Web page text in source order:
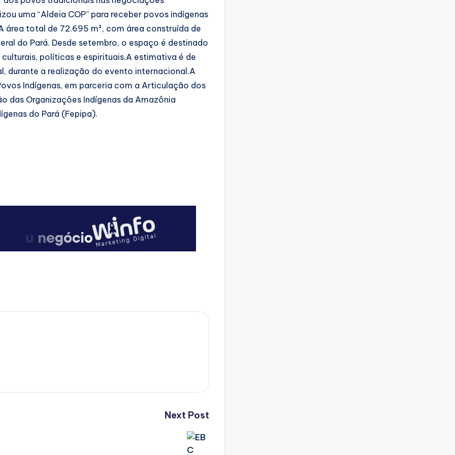
uma “Aldeia COP” para receber povos indígenas
área total de 72.695 m², com área construída de
do Pará. Desde setembro, o espaço é destinado
políticas e espirituais.A estimativa é de
durante a realização do evento internacional.A
Indígenas, em parceria com a Articulação dos
das Organizações Indígenas da Amazônia
do Pará (Fepipa).
Next Post